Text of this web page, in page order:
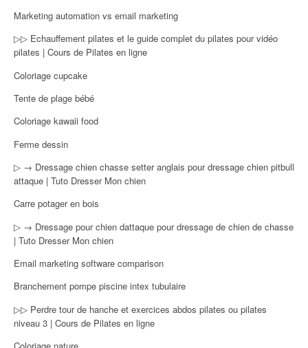
Marketing automation vs email marketing
▷▷ Echauffement pilates et le guide complet du pilates pour vidéo
pilates | Cours de Pilates en ligne
Coloriage cupcake
Tente de plage bébé
Coloriage kawaii food
Ferme dessin
▷ → Dressage chien chasse setter anglais pour dressage chien pitbull
attaque | Tuto Dresser Mon chien
Carre potager en bois
▷ → Dressage pour chien dattaque pour dressage de chien de chasse
| Tuto Dresser Mon chien
Email marketing software comparison
Branchement pompe piscine intex tubulaire
▷▷ Perdre tour de hanche et exercices abdos pilates ou pilates
niveau 3 | Cours de Pilates en ligne